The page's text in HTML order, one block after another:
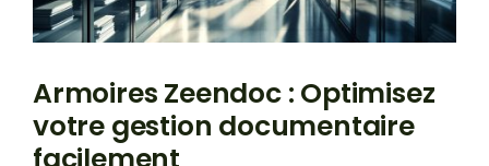
Armoires Zeendoc : Optimisez
votre gestion documentaire